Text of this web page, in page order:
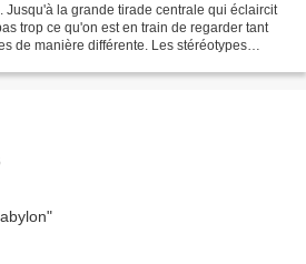
Jusqu'à la grande tirade centrale qui éclaircit
trop ce qu'on est en train de regarder tant
de manière différente. Les stéréotypes